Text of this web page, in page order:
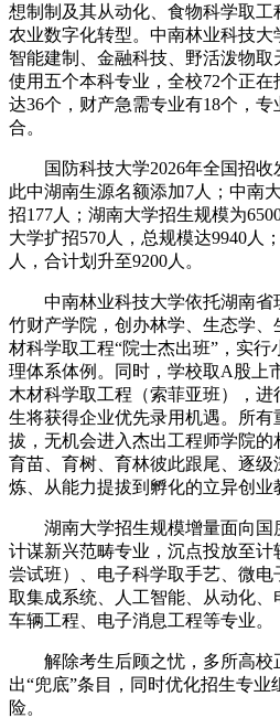
想制制及其从动化、食物科学取
农业数字化转型。中南林业科技大
智能建制、金融科技、野活泼物
使用五个本科专业，全校72个正
达36个，财产急需专业有18个，
合。
国防科技大学2026年全国招收
此中湖南生源名额添加7人；中南
招177人；湖南大学招生规模为
大学扩招570人，总规模达9940人
人，合计划升至9200人。
中南林业科技大学依托湖南省
竹财产学院，创办林学、生态学、
材科学取工程“院士杰出班”，实
理体系体例。同时，学校取A股上
木材科学取工程（索菲亚班），
生将获得企业优先录用机遇。所
拔，无机会进入杰出工程师学院的
育苗、育树、育林彼此跟尾、逐
炼、从能力提拔到孵化的立异创业
湖南大学招生规模增量面向国
计谋新兴范畴专业，沉点投放至
尝试班）、电子科学取手艺、微
取集成系统、人工智能、从动化
车辆工程、电子消息工程等专业。
解除考生后顾之忧，多所高校
出“兜底”条目，同时优化招生专
险。